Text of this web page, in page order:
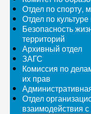
Отдел по спорту,
Отдел по
Безопасность
территорий
Архивный отдел
ЗАГС
Комиссия по
их прав
Отдел
взаимодействия